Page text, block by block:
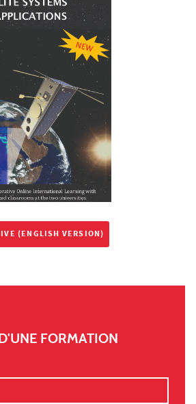
(ENGLISH VERSION)
FORMATION